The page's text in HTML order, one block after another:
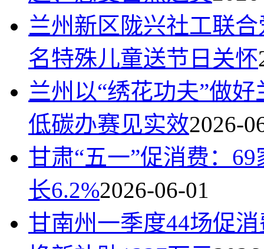
兰州新区陇兴社工联
名特殊儿童送节日关怀
兰州以“绣花功夫”做
低碳办赛见实效2026-
甘肃“五一”促消费：
长6.2%2026-06-01
甘南州一季度44场促